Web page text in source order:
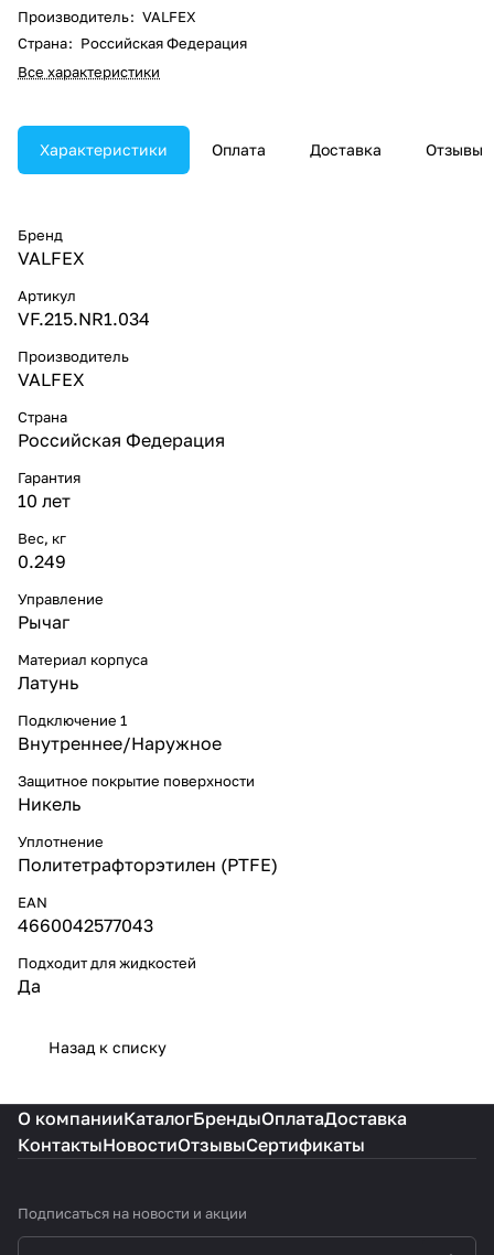
Производитель: VALFEX
Страна: Российская Федерация
Все характеристики
Характеристики Оплата Доставка Отзывы
Бренд
VALFEX
Артикул
VF.215.NR1.034
Производитель
VALFEX
Страна
Российская Федерация
Гарантия
10 лет
Вес, кг
0.249
Управление
Рычаг
Материал корпуса
Латунь
Подключение 1
Внутреннее/Наружное
Защитное покрытие поверхности
Никель
Уплотнение
Политетрафторэтилен (PTFE)
EAN
4660042577043
Подходит для жидкостей
Да
Назад к списку
О компанииКаталогБрендыОплатаДоставка
КонтактыНовостиОтзывыСертификаты
Подписаться на новости и акции